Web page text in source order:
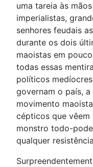
uma tareia às
imperialistas,
senhores feudais
durante os dois
maoistas em
todas essas
políticos
governam o país,
movimento
cépticos que
monstro todo-
qualquer